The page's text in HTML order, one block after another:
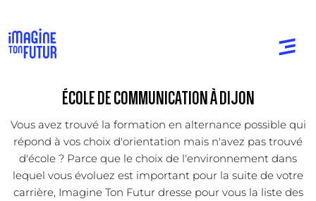
ÉCOLE DE COMMUNICATION À DIJON
Vous avez trouvé la formation en alternance possible qui
répond à vos choix d'orientation mais n'avez pas trouvé
d'école ? Parce que le choix de l'environnement dans
lequel vous évoluez est important pour la suite de votre
carrière, Imagine Ton Futur dresse pour vous la liste des